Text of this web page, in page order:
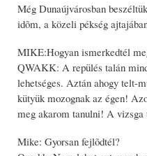
Még Dunaújvárosban
idõm, a közeli pékség
MIKE:Hogyan ismerkedtél
QWAKK: A repülés talán
lehetséges. Aztán ahogy telt-
kütyük mozognak az égen!
meg akarom tanulni! A vizsga
Mike: Gyorsan fejlõdtél?